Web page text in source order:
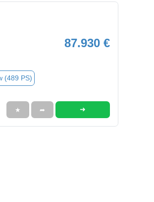
87.930 €
(489 PS)
★ ➦ ➜